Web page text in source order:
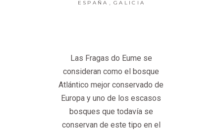
ESPAÑA GALICIA
Las Fragas do Eume se
consideran como el bosque
Atlántico mejor conservado de
Europa y uno de los escasos
bosques que todavía se
conservan de este tipo en el